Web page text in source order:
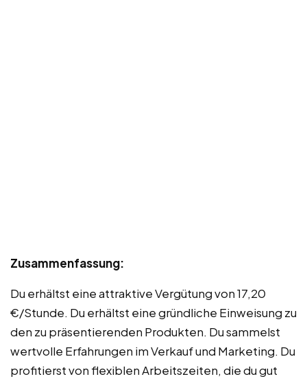
Zusammenfassung:
Du erhältst eine attraktive Vergütung von 17,20
€/Stunde. Du erhältst eine gründliche Einweisung zu
den zu präsentierenden Produkten. Du sammelst
wertvolle Erfahrungen im Verkauf und Marketing. Du
profitierst von flexiblen Arbeitszeiten, die du gut